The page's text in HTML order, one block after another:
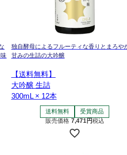
独自酵母によるフルーティな香りとまろや
甘みの生詰の大吟醸
【送料無料】
大吟醸 生詰
300mL × 12本
送料無料
受賞商品
販売価格 7,471 税込